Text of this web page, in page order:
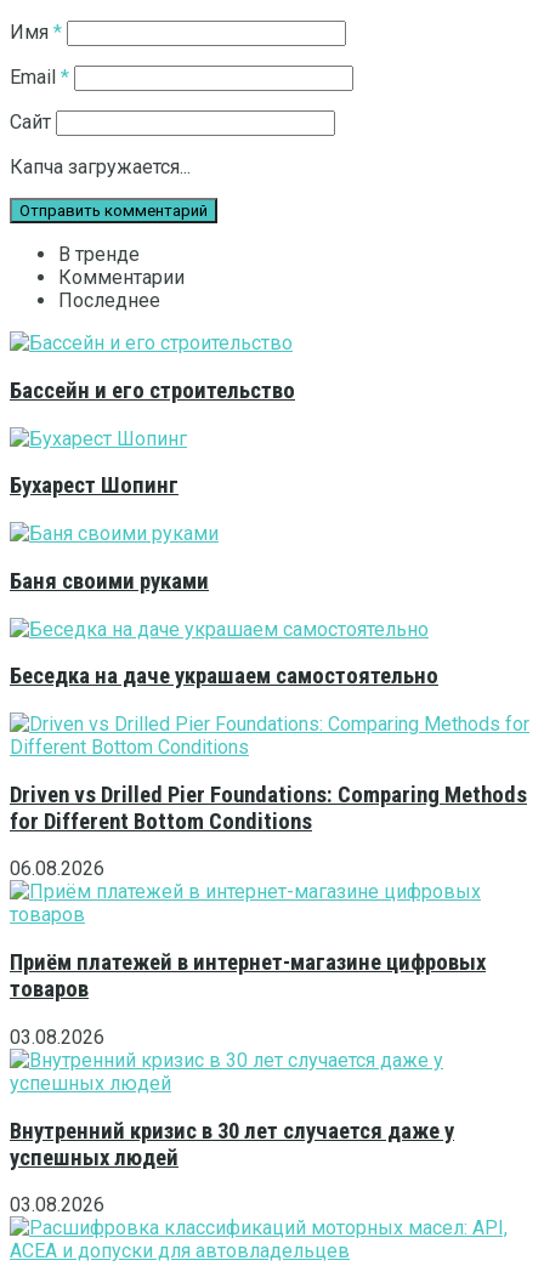
Имя *
Email *
Сайт
Капча загружается...
В тренде
Комментарии
Последнее
Бассейн и его строительство
Бухарест Шопинг
Баня своими руками
Беседка на даче украшаем самостоятельно
Driven vs Drilled Pier Foundations: Comparing Methods
for Different Bottom Conditions
06.08.2026
Приём платежей в интернет-магазине цифровых
товаров
03.08.2026
Внутренний кризис в 30 лет случается даже у
успешных людей
03.08.2026